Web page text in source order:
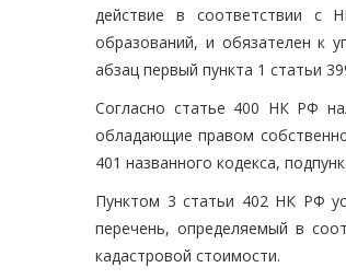
действие в соответствии с
образований, и обязателен к
абзац первый пункта 1 статьи
Согласно статье 400 НК РФ
обладающие правом
401 названного кодекса,
Пунктом 3 статьи 402 НК РФ
перечень, определяемый в
кадастровой стоимости.